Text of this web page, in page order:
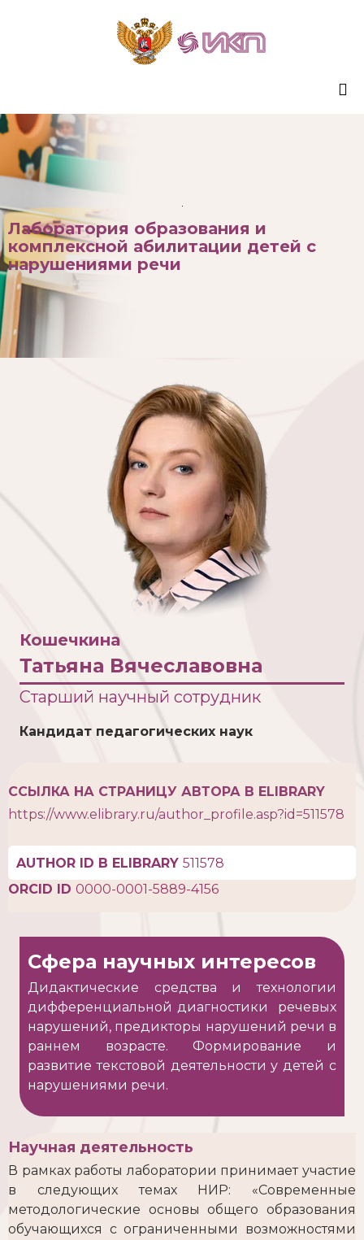
Лаборатория образования и
комплексной абилитации детей с
нарушениями речи
Кошечкина
Татьяна Вячеславовна
Старший научный сотрудник
Кандидат педагогических наук
ССЫЛКА НА СТРАНИЦУ АВТОРА В ELIBRARY
https://www.elibrary.ru/author_profile.asp?id=511578
AUTHOR ID В ELIBRARY 511578
ORCID ID 0000-0001-5889-4156
Сфера научных интересов
Дидактические средства и технологии
дифференциальной диагностики речевых
нарушений, предикторы нарушений речи в
раннем возрасте. Формирование и
развитие текстовой деятельности у детей с
нарушениями речи.
Научная деятельность
В рамках работы лаборатории принимает участие
в следующих темах НИР: «Современные
методологические основы общего образования
обучающихся с ограниченными возможностями